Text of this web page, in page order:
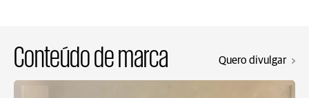
Conteúdo de marca Quero divulgar